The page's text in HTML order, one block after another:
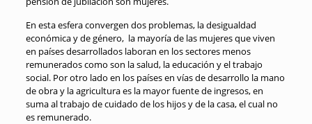
En esta esfera convergen dos problemas, la desigualdad
económica y de género, la mayoría de las mujeres que viven
en países desarrollados laboran en los sectores menos
remunerados como son la salud, la educación y el trabajo
social. Por otro lado en los países en vías de desarrollo la mano
de obra y la agricultura es la mayor fuente de ingresos, en
suma al trabajo de cuidado de los hijos y de la casa, el cual no
es remunerado.